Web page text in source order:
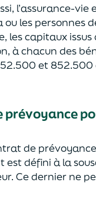
si, l’assurance-
les personnes
les capitaux
à chacun des
et 852.500
prévoyance
de prévoyance
défini à la
Ce dernier ne